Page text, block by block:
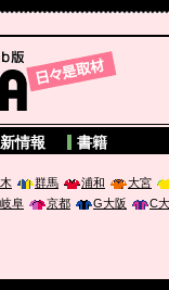
情報 書籍
群馬 浦和
大宮
岐阜 京都 G大阪
C